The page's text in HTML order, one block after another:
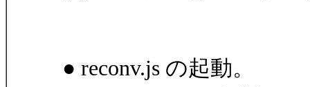
● reconv.js の起動。